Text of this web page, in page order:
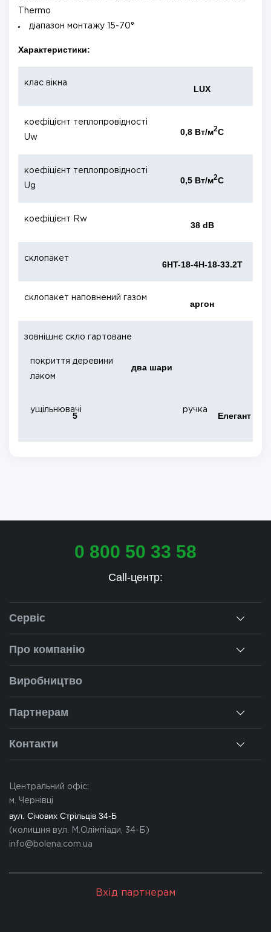
Thermo
діапазон монтажу 15-70°
Характеристики:
клас вікна
LUX
коефіцієнт теплопровідності
Uw
0,8 Вт/м2С
коефіцієнт теплопровідності
Ug
0,5 Вт/м2С
коефіцієнт Rw
38 dB
склопакет
6HT-18-4H-18-33.2T
склопакет наповнений газом
аргон
зовнішнє скло гартоване
покриття деревини
лаком
два шари
ущільнювачі
5
ручка
Елегант
0 800 50 33 58
Call-центр:
Сервіс
Консультація
Заміри
Монтаж
Ремонт вікон
Про компанію
Про нас
Наша історія
Наші об'єкти
Новини
Виробництво
Партнерам
Для дилерів
Для партнерів
Контакти
Івано-Франківськ
Львів
Закарпаття
Центральний офіс:
м. Чернівці
вул. Січових Стрільців 34-Б
(колишня вул. М.Олімпіади, 34-Б)
info@bolena.com.ua
Вхід партнерам